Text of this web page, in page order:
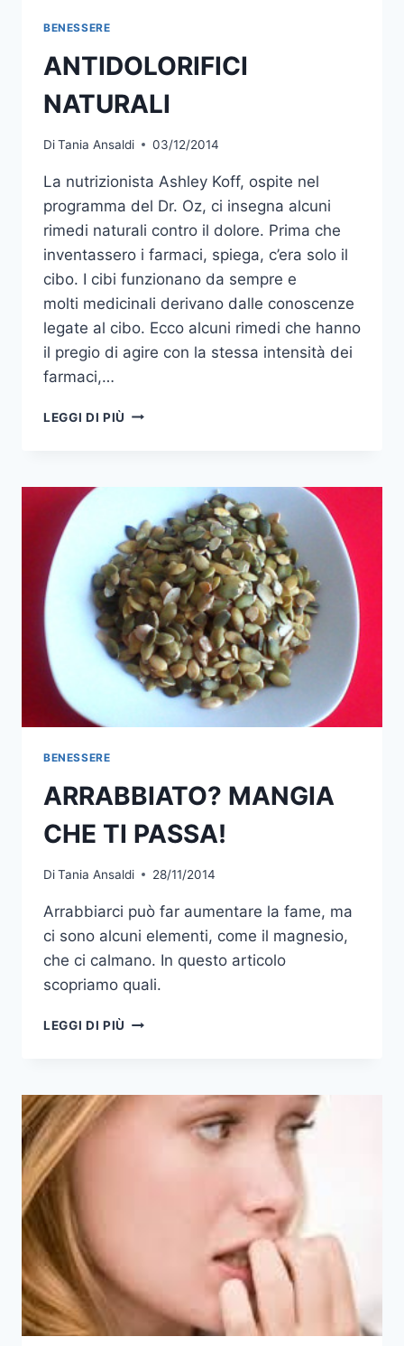
BENESSERE
ANTIDOLORIFICI
NATURALI
DiTania Ansaldi 03/12/2014
La nutrizionista Ashley Koff, ospite nel
programma del Dr. Oz, ci insegna alcuni
rimedi naturali contro il dolore. Prima che
inventassero i farmaci, spiega, c’era solo il
cibo. I cibi funzionano da sempre e
molti medicinali derivano dalle conoscenze
legate al cibo. Ecco alcuni rimedi che hanno
il pregio di agire con la stessa intensità dei
farmaci,…
LEGGI DI PIÙ ANTIDOLORIFICI
BENESSERE
ARRABBIATO? MANGIA
CHE TI PASSA!
DiTania Ansaldi 28/11/2014
Arrabbiarci può far aumentare la fame, ma
ci sono alcuni elementi, come il magnesio,
che ci calmano. In questo articolo
scopriamo quali.
LEGGI DI PIÙ ARRABBIATO?
PASSA!